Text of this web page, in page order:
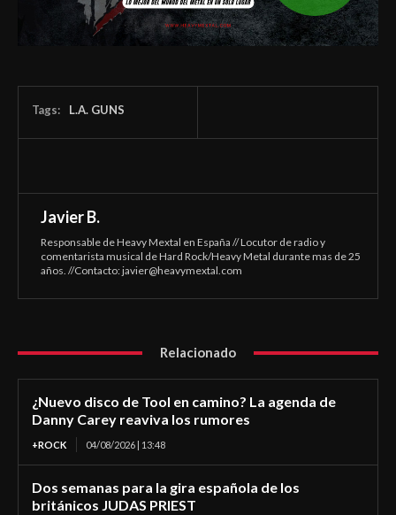
Tags: L.A. GUNS
Javier B.
Responsable de Heavy Mextal en España // Locutor de radio y
comentarista musical de Hard Rock/Heavy Metal durante mas de 25
años. //Contacto:javier@heavymextal.com
Relacionado
¿Nuevo disco de Tool en camino? La agenda de
Danny Carey reaviva los rumores
+ROCK 04/08/2026 | 13:48
Dos semanas para la gira española de los
británicos JUDAS PRIEST